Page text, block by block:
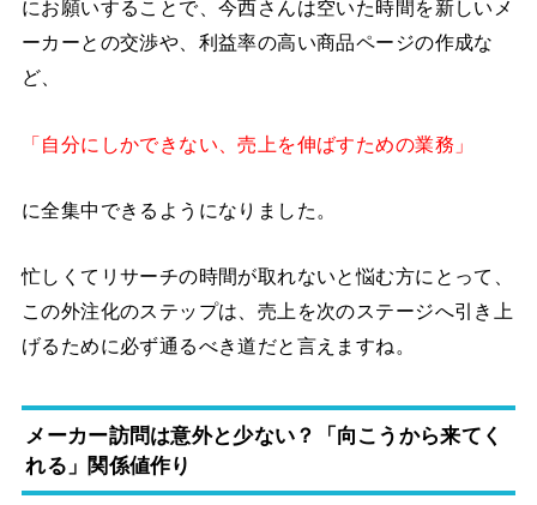
にお願いすることで、今西さんは空いた時間を新しいメ
ーカーとの交渉や、利益率の高い商品ページの作成な
ど、
「自分にしかできない、売上を伸ばすための業務」
に全集中できるようになりました。
忙しくてリサーチの時間が取れないと悩む方にとって、
この外注化のステップは、売上を次のステージへ引き上
げるために必ず通るべき道だと言えますね。
メーカー訪問は意外と少ない？「向こうから来てく
れる」関係値作り